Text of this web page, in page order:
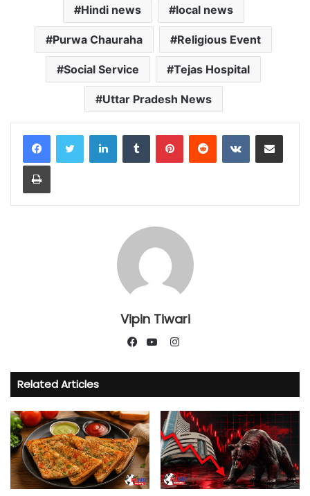
Hindi news local news
Purwa Chauraha Religious Event
Social Service Tejas Hospital
Uttar Pradesh News
LinkedInTumblr PinterestReddit VKontakteShare via Email
Print
Vipin Tiwari
Instagram
Related Articles